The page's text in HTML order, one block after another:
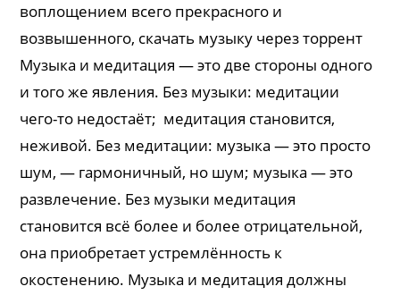
воплощением всего прекрасного и
возвышенного, скачать музыку через торрент
Музыка и медитация — это две стороны одного
и того же явления. Без музыки: медитации
чего-то недостаёт; медитация становится,
неживой. Без медитации: музыка — это просто
шум, — гармоничный, но шум; музыка — это
развлечение. Без музыки медитация
становится всё более и более отрицательной,
она приобретает устремлённость к
окостенению. Музыка и медитация должны